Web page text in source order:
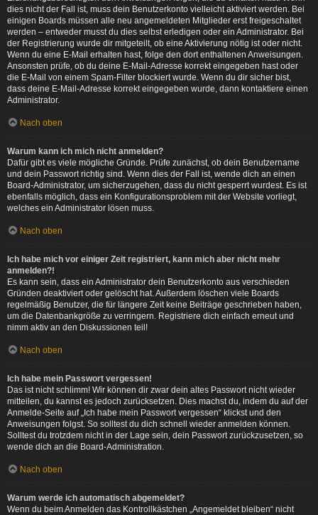
dies nicht der Fall ist, muss dein Benutzerkonto vielleicht aktiviert werden. Bei
einigen Boards müssen alle neu angemeldeten Mitglieder erst freigeschaltet
werden – entweder musst du dies selbst erledigen oder ein Administrator. Bei
der Registrierung wurde dir mitgeteilt, ob eine Aktivierung nötig ist oder nicht.
Wenn du eine E-Mail erhalten hast, folge den dort enthaltenen Anweisungen.
Ansonsten prüfe, ob du deine E-Mail-Adresse korrekt eingegeben hast oder
die E-Mail von einem Spam-Filter blockiert wurde. Wenn du dir sicher bist,
dass deine E-Mail-Adresse korrekt eingegeben wurde, dann kontaktiere einen
Administrator.
Nach oben
Warum kann ich mich nicht anmelden?
Dafür gibt es viele mögliche Gründe. Prüfe zunächst, ob dein Benutzername
und dein Passwort richtig sind. Wenn dies der Fall ist, wende dich an einen
Board-Administrator, um sicherzugehen, dass du nicht gesperrt wurdest. Es ist
ebenfalls möglich, dass ein Konfigurationsproblem mit der Website vorliegt,
welches ein Administrator lösen muss.
Nach oben
Ich habe mich vor einiger Zeit registriert, kann mich aber nicht mehr
anmelden?!
Es kann sein, dass ein Administrator dein Benutzerkonto aus verschieden
Gründen deaktiviert oder gelöscht hat. Außerdem löschen viele Boards
regelmäßig Benutzer, die für längere Zeit keine Beiträge geschrieben haben,
um die Datenbankgröße zu verringern. Registriere dich einfach erneut und
nimm aktiv an den Diskussionen teil!
Nach oben
Ich habe mein Passwort vergessen!
Das ist nicht schlimm! Wir können dir zwar dein altes Passwort nicht wieder
mitteilen, du kannst es jedoch zurücksetzen. Dies machst du, indem du auf der
Anmelde-Seite auf „Ich habe mein Passwort vergessen“ klickst und den
Anweisungen folgst. So solltest du dich schnell wieder anmelden können.
Solltest du trotzdem nicht in der Lage sein, dein Passwort zurückzusetzen, so
wende dich an die Board-Administration.
Nach oben
Warum werde ich automatisch abgemeldet?
Wenn du beim Anmelden das Kontrollkästchen „Angemeldet bleiben“ nicht